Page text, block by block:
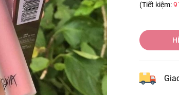
(Tiết kiệm: